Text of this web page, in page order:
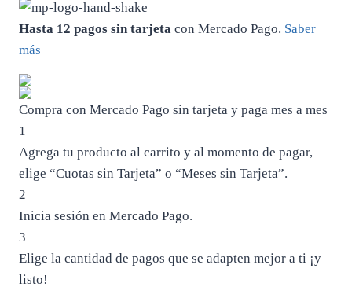
Hasta 12 pagos sin tarjeta con Mercado Pago. Saber
más
Compra con Mercado Pago sin tarjeta y paga mes a mes
1
Agrega tu producto al carrito y al momento de pagar,
elige “Cuotas sin Tarjeta” o “Meses sin Tarjeta”.
2
Inicia sesión en Mercado Pago.
3
Elige la cantidad de pagos que se adapten mejor a ti ¡y
listo!